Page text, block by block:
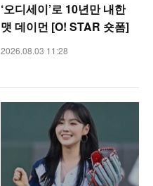
‘오디세이’로 10년만 내한
맷 데이먼 [O! STAR 숏폼]
2026.08.03 11:28